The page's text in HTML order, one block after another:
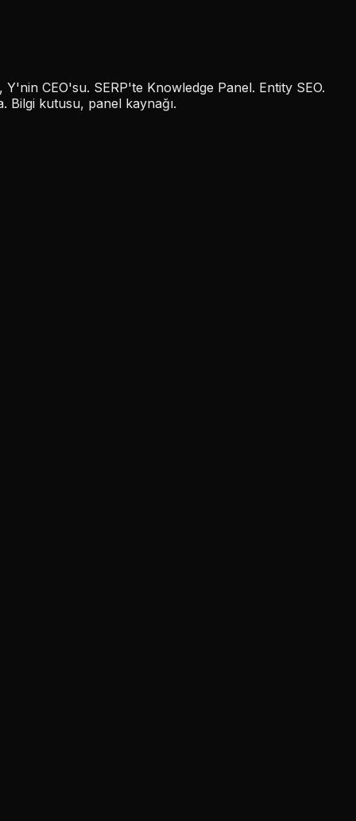
CEO'su. SERP'te Knowledge Panel. Entity SEO.
Bilgi kutusu, panel kaynağı.